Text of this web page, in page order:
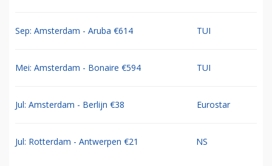
Sep: Amsterdam - Aruba €614 TUI
Mei: Amsterdam - Bonaire €594 TUI
Jul: Amsterdam - Berlijn €38 Eurostar
Jul: Rotterdam - Antwerpen €21 NS